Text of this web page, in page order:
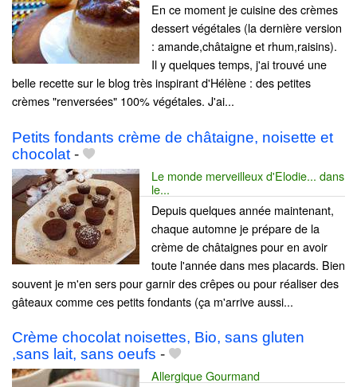
En ce moment je cuisine des crèmes
dessert végétales (la dernière version
: amande,châtaigne et rhum,raisins).
Il y quelques temps, j'ai trouvé une
belle recette sur le blog très inspirant d'Hélène : des petites
crèmes "renversées" 100% végétales. J'ai...
Petits fondants crème de châtaigne, noisette et
chocolat -
Le monde merveilleux d'Elodie... dans
le...
Depuis quelques année maintenant,
chaque automne je prépare de la
crème de châtaignes pour en avoir
toute l'année dans mes placards. Bien
souvent je m'en sers pour garnir des crêpes ou pour réaliser des
gâteaux comme ces petits fondants (ça m'arrive aussi...
Crème chocolat noisettes, Bio, sans gluten
,sans lait, sans oeufs -
Allergique Gourmand